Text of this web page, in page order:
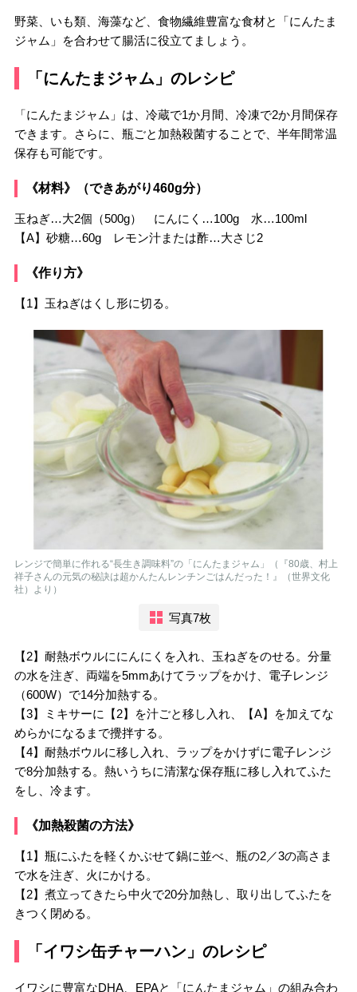
野菜、いも類、海藻など、食物繊維豊富な食材と「にんたま
ジャム」を合わせて腸活に役立てましょう。
「にんたまジャム」のレシピ
「にんたまジャム」は、冷蔵で1か月間、冷凍で2か月間保存
できます。さらに、瓶ごと加熱殺菌することで、半年間常温
保存も可能です。
《材料》（できあがり460g分）
玉ねぎ…大2個（500g） にんにく…100g 水…100ml
【A】砂糖…60g レモン汁または酢…大さじ2
《作り方》
【1】玉ねぎはくし形に切る。
レンジで簡単に作れる“長生き調味料”の「にんたまジャム」（『80歳、村上
祥子さんの元気の秘訣は超かんたんレンチンごはんだった！』（世界文化
社）より）
写真7枚
【2】耐熱ボウルににんにくを入れ、玉ねぎをのせる。分量
の水を注ぎ、両端を5mmあけてラップをかけ、電子レンジ
（600W）で14分加熱する。
【3】ミキサーに【2】を汁ごと移し入れ、【A】を加えてな
めらかになるまで攪拌する。
【4】耐熱ボウルに移し入れ、ラップをかけずに電子レンジ
で8分加熱する。熱いうちに清潔な保存瓶に移し入れてふた
をし、冷ます。
《加熱殺菌の方法》
【1】瓶にふたを軽くかぶせて鍋に並べ、瓶の2／3の高さま
で水を注ぎ、火にかける。
【2】煮立ってきたら中火で20分加熱し、取り出してふたを
きつく閉める。
「イワシ缶チャーハン」のレシピ
イワシに豊富なDHA、EPAと「にんたまジャム」の組み合わ